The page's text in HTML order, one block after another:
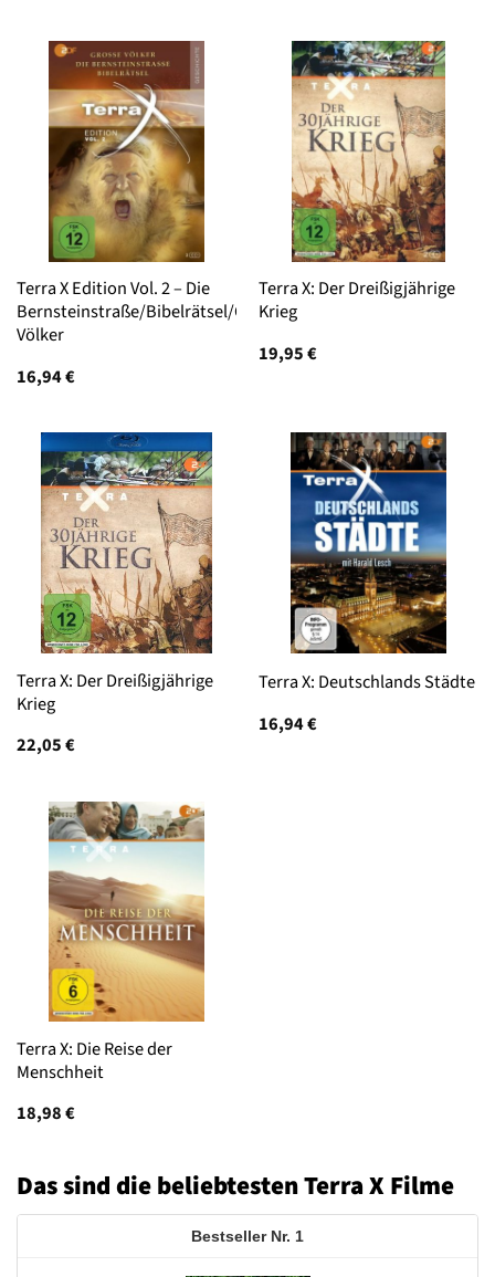
Terra X Edition Vol. 2 – Die
Bernsteinstraße/Bibelrätsel/Große
Völker
16,94€
Terra X: Der Dreißigjährige
Krieg
19,95€
Terra X: Der Dreißigjährige
Krieg
22,05€
Terra X: Deutschlands Städte
16,94€
Terra X: Die Reise der
Menschheit
18,98€
Das sind die beliebtesten Terra X Filme
1